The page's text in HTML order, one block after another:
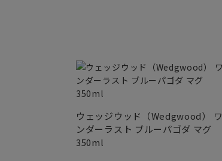
ウェッジウッド（Wedgwood） ワ
ンダーラスト ブルーパゴダ マグ
350ml